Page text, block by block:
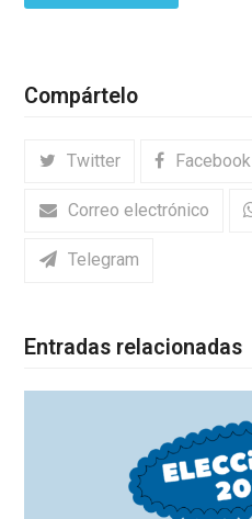
Compártelo
Twitter Facebook
Correo electrónico
Telegram
Entradas relacionadas